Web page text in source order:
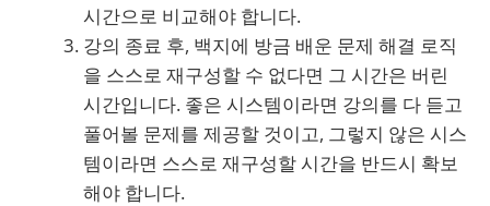
시간으로 비교해야 합니다.
강의 종료 후, 백지에 방금 배운 문제 해결 로직
을 스스로 재구성할 수 없다면 그 시간은 버린
시간입니다. 좋은 시스템이라면 강의를 다 듣고
풀어볼 문제를 제공할 것이고, 그렇지 않은 시스
템이라면 스스로 재구성할 시간을 반드시 확보
해야 합니다.